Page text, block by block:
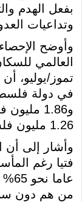
بفعل الهدم
وتداعيات
وأوضح
العالمي
1.26 مليون فلسطيني في الدول الأجنبية.
وأشار إلى أن